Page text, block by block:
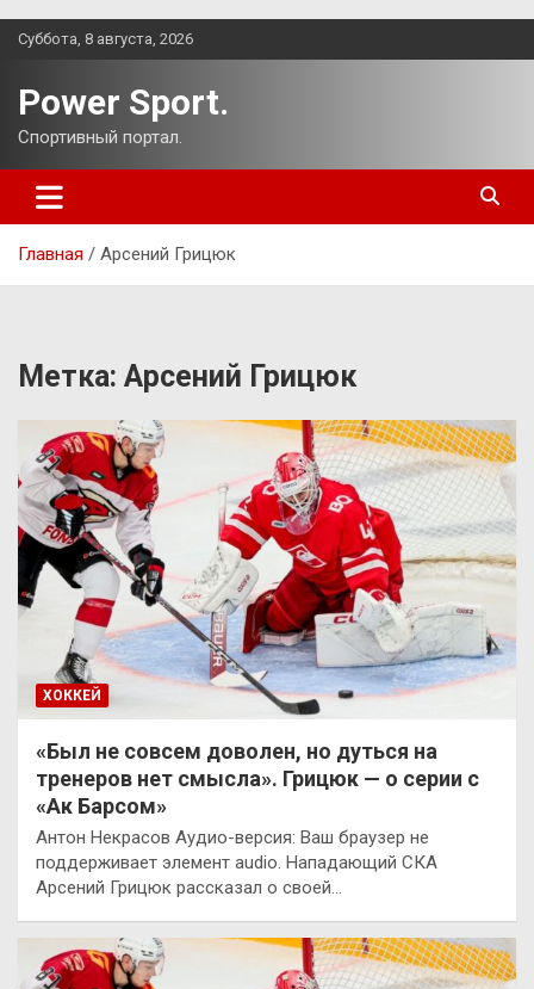
Перейти
Суббота, 8 августа, 2026
Power Sport.
Спортивный портал.
Главная Арсений Грицюк
Метка: Арсений Грицюк
ХОККЕЙ
«Был не совсем доволен, но дуться на
тренеров нет смысла». Грицюк — о серии с
«Ак Барсом»
Антон Некрасов Аудио-версия: Ваш браузер не
поддерживает элемент audio. Нападающий СКА
Арсений Грицюк рассказал о своей…